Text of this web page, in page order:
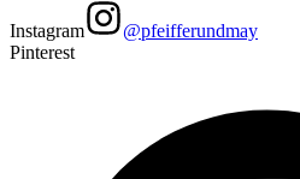
Instagram
@pfeifferundmay
Pinterest